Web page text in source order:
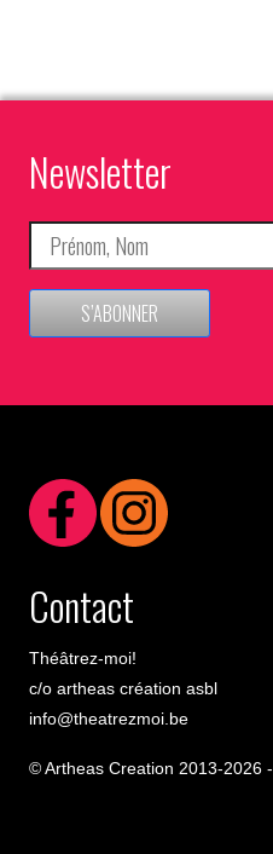
Newsletter
S’ABONNER
Contact
Théâtrez-moi!
c/o artheas création asbl
info@theatrezmoi.be
© Artheas Creation 2013-2026 -